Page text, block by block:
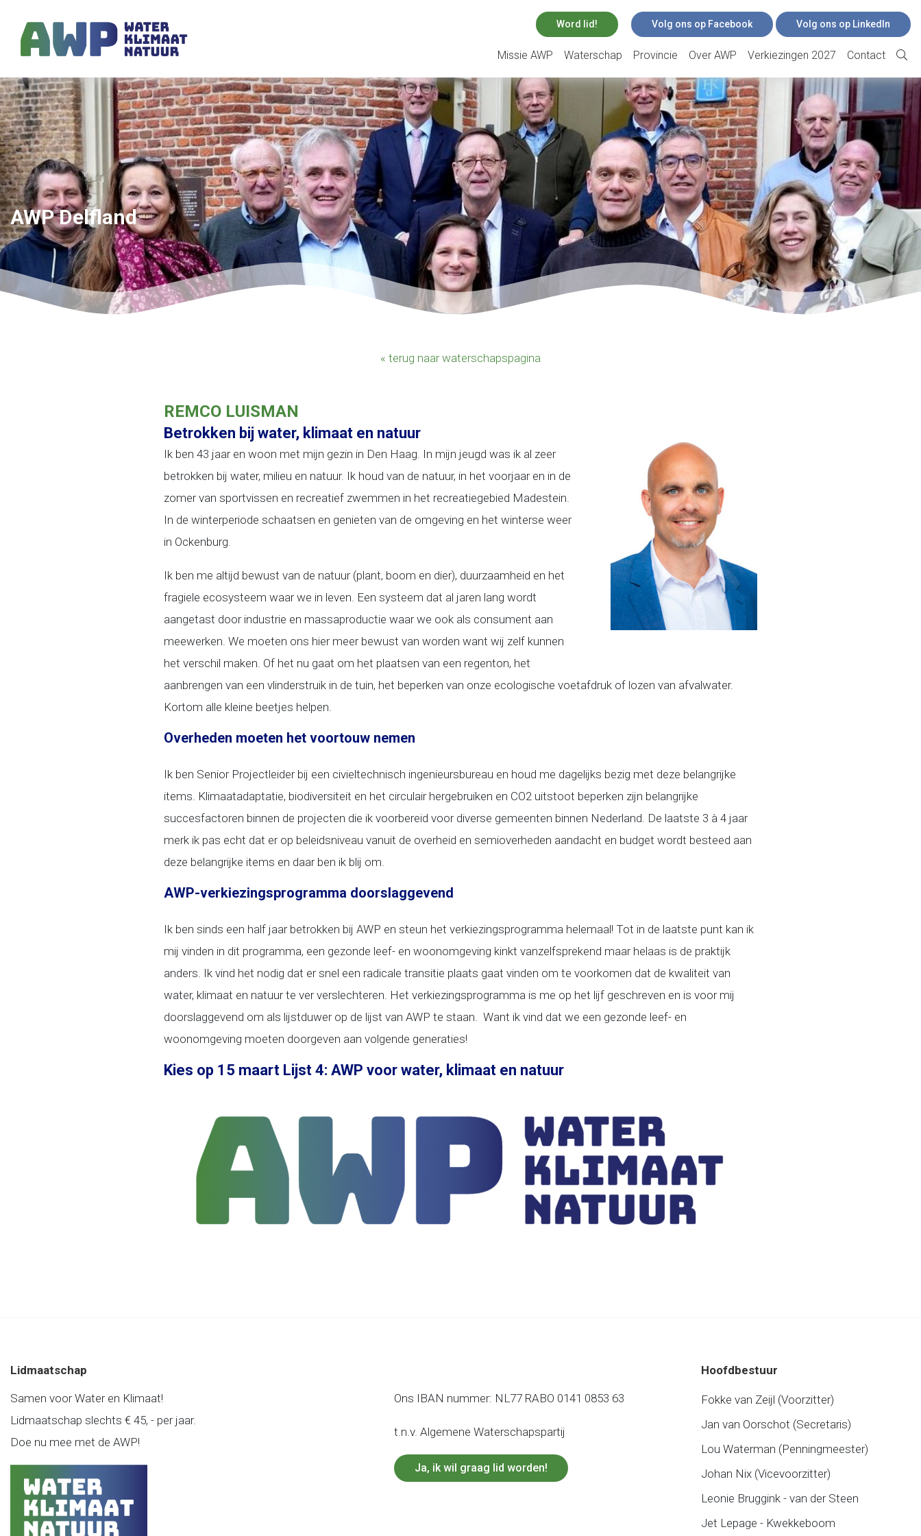
Word lid! Volg ons op Facebook Volg ons op LinkedIn
Missie AWP Waterschap Provincie Over AWP Verkiezingen 2027 Contact
AWP Delfland
« terug naar waterschapspagina
REMCO LUISMAN
Betrokken bij water, klimaat en natuur
Ik ben 43 jaar en woon met mijn gezin in Den Haag. In mijn jeugd was ik al zeer
betrokken bij water, milieu en natuur. Ik houd van de natuur, in het voorjaar en in de
zomer van sportvissen en recreatief zwemmen in het recreatiegebied Madestein.
In de winterperiode schaatsen en genieten van de omgeving en het winterse weer
in Ockenburg.
Ik ben me altijd bewust van de natuur (plant, boom en dier), duurzaamheid en het
fragiele ecosysteem waar we in leven. Een systeem dat al jaren lang wordt
aangetast door industrie en massaproductie waar we ook als consument aan
meewerken. We moeten ons hier meer bewust van worden want wij zelf kunnen
het verschil maken. Of het nu gaat om het plaatsen van een regenton, het
aanbrengen van een vlinderstruik in de tuin, het beperken van onze ecologische voetafdruk of lozen van afvalwater.
Kortom alle kleine beetjes helpen.
Overheden moeten het voortouw nemen
Ik ben Senior Projectleider bij een civieltechnisch ingenieursbureau en houd me dagelijks bezig met deze belangrijke
items. Klimaatadaptatie, biodiversiteit en het circulair hergebruiken en CO2 uitstoot beperken zijn belangrijke
succesfactoren binnen de projecten die ik voorbereid voor diverse gemeenten binnen Nederland. De laatste 3 à 4 jaar
merk ik pas echt dat er op beleidsniveau vanuit de overheid en semioverheden aandacht en budget wordt besteed aan
deze belangrijke items en daar ben ik blij om.
AWP-verkiezingsprogramma doorslaggevend
Ik ben sinds een half jaar betrokken bij AWP en steun het verkiezingsprogramma helemaal! Tot in de laatste punt kan ik
mij vinden in dit programma, een gezonde leef- en woonomgeving kinkt vanzelfsprekend maar helaas is de praktijk
anders. Ik vind het nodig dat er snel een radicale transitie plaats gaat vinden om te voorkomen dat de kwaliteit van
water, klimaat en natuur te ver verslechteren. Het verkiezingsprogramma is me op het lijf geschreven en is voor mij
doorslaggevend om als lijstduwer op de lijst van AWP te staan. Want ik vind dat we een gezonde leef- en
woonomgeving moeten doorgeven aan volgende generaties!
Kies op 15 maart Lijst 4: AWP voor water, klimaat en natuur
Lidmaatschap Hoofdbestuur
Samen voor Water en Klimaat!
Lidmaatschap slechts € 45, - per jaar.
Doe nu mee met de AWP!
Ons IBAN nummer: NL77 RABO 0141 0853 63
t.n.v. Algemene Waterschapspartij
Ja, ik wil graag lid worden!
Fokke van Zeijl (Voorzitter)
Jan van Oorschot (Secretaris)
Lou Waterman (Penningmeester)
Johan Nix (Vicevoorzitter)
Leonie Bruggink - van der Steen
Jet Lepage - Kwekkeboom